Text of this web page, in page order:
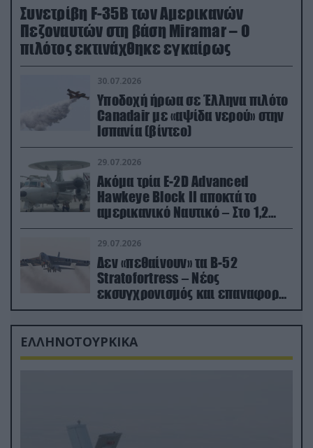
Συνετρίβη F-35B των Αμερικανών
Πεζοναυτών στη βάση Miramar – Ο
πιλότος εκτινάχθηκε εγκαίρως
30.07.2026
Υποδοχή ήρωα σε Έλληνα πιλότο
Canadair με «αψίδα νερού» στην
Ισπανία (βίντεο)
29.07.2026
Ακόμα τρία E-2D Advanced
Hawkeye Block II αποκτά το
αμερικανικό Ναυτικό – Στο 1,2
δισ.δολάρια το κόστος
29.07.2026
Δεν «πεθαίνουν» τα Β-52
Stratofortress – Νέος
εκσυγχρονισμός και επαναφορά
από τα «νεκροταφεία»
ΕΛΛΗΝΟΤΟΥΡΚΙΚΑ